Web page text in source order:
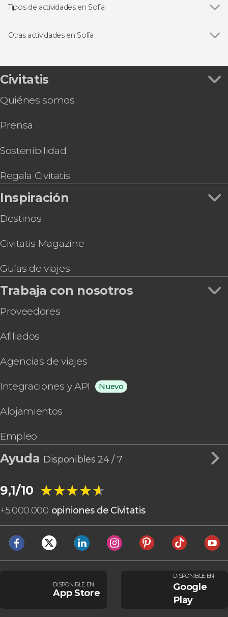
Tipos de actividades en Sofía
Excursiones de un día en Sofía
Otras actividades en Sofía
Senderismo por los Siete Lagos de Rila
Pub Crawl ¡Tour de fiesta por Sofía!
Civitatis
Quiénes somos
Prensa
Sostenibilidad
Regala Civitatis
Inspiración
Destinos
Civitatis Magazine
Guías de viajes
Trabaja con nosotros
Proveedores
Afiliados
Agencias de viajes
Integraciones y API Nuevo
Alojamientos
Empleo
Ayuda Disponibles 24 / 7
9,1/10 ★★★★★
★★★★★
+5.000.000 opiniones de Civitatis
DISPONIBLE EN
App Store
DISPONIBLE EN
Google
Play